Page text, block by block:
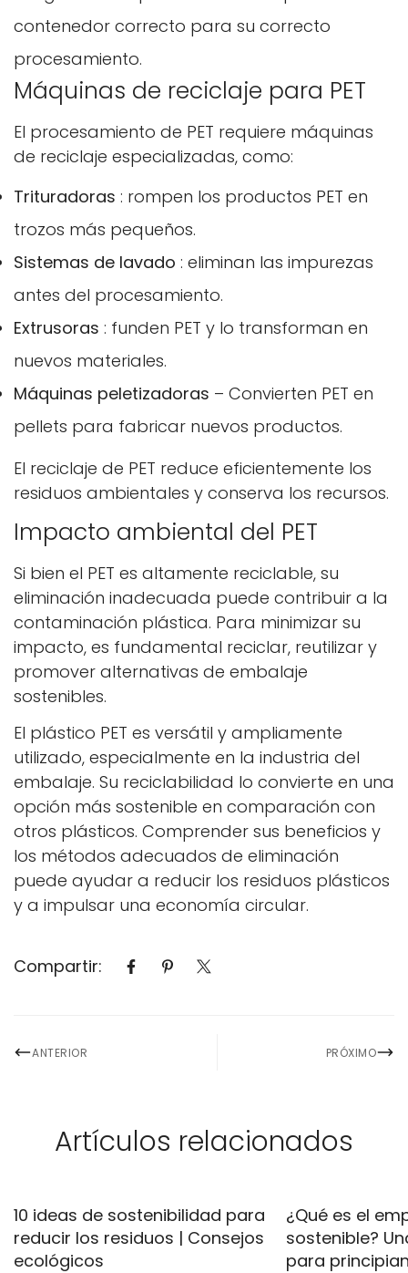
contenedor correcto para su correcto
procesamiento.
Máquinas de reciclaje para PET
El procesamiento de PET requiere máquinas
de reciclaje especializadas, como:
Trituradoras : rompen los productos PET en
trozos más pequeños.
Sistemas de lavado : eliminan las impurezas
antes del procesamiento.
Extrusoras : funden PET y lo transforman en
nuevos materiales.
Máquinas peletizadoras – Convierten PET en
pellets para fabricar nuevos productos.
El reciclaje de PET reduce eficientemente los
residuos ambientales y conserva los recursos.
Impacto ambiental del PET
Si bien el PET es altamente reciclable, su
eliminación inadecuada puede contribuir a la
contaminación plástica. Para minimizar su
impacto, es fundamental reciclar, reutilizar y
promover alternativas de embalaje
sostenibles.
El plástico PET es versátil y ampliamente
utilizado, especialmente en la industria del
embalaje. Su reciclabilidad lo convierte en una
opción más sostenible en comparación con
otros plásticos. Comprender sus beneficios y
los métodos adecuados de eliminación
puede ayudar a reducir los residuos plásticos
y a impulsar una economía circular.
Compartir:
ANTERIOR PRÓXIMO
Artículos relacionados
10 ideas de sostenibilidad para
reducir los residuos | Consejos
ecológicos
¿Qué es el
sostenible?
para
Confirma tu edad
¿Tienes 18 años o más?
No, no lo soy. Sí, lo soy